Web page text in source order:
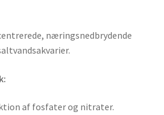
næringsnedbrydende
af fosfater og nitrater.